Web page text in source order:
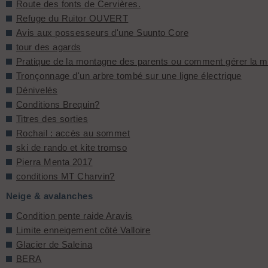
Route des fonts de Cervières.
Refuge du Ruitor OUVERT
Avis aux possesseurs d'une Suunto Core
tour des agards
Pratique de la montagne des parents ou comment gérer la
Tronçonnage d'un arbre tombé sur une ligne électrique
Dénivelés
Conditions Brequin?
Titres des sorties
Rochail : accès au sommet
ski de rando et kite tromso
Pierra Menta 2017
conditions MT Charvin?
Neige & avalanches
Condition pente raide Aravis
Limite enneigement côté Valloire
Glacier de Saleina
BERA